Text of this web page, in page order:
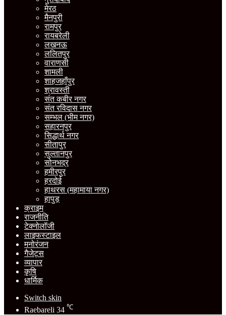
मेरठ
मैनपुरी
रामपुर
रायबरेली
लखनऊ
ललितपुर
वाराणसी
शामली
शाहजहाँपुर
श्रावस्ती
संत कबीर नगर
संत रविदास नगर
सम्भल (भीम नगर)
सहारनपुर
सिद्धार्थ नगर
सीतापुर
सुल्तानपुर
सोनभद्र
हमीरपुर
हरदोई
हाथरस (महामाया नगर)
हापुड़
क्राइम
राजनीति
टेक्नोलॉजी
लाइफस्टाइल
मनोरंजन
गैजेट्स
व्यापार
कृषि
धार्मिक
Switch skin
Raebareli 34 ℃